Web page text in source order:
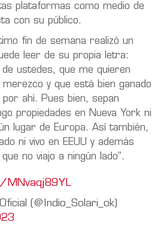
plataformas como medio de
con su público.
fin de semana realizó un
leer de su propia letra:
de ustedes, que me quieren
merezco y que está bien ganado
ahí. Pues bien, sepan
propiedades en Nueva York ni
lugar de Europa. Así también,
ni vivo en EEUU y además
no viajo a ningún lado".
MNvaqj89YL
(@Indio_Solari_ok)